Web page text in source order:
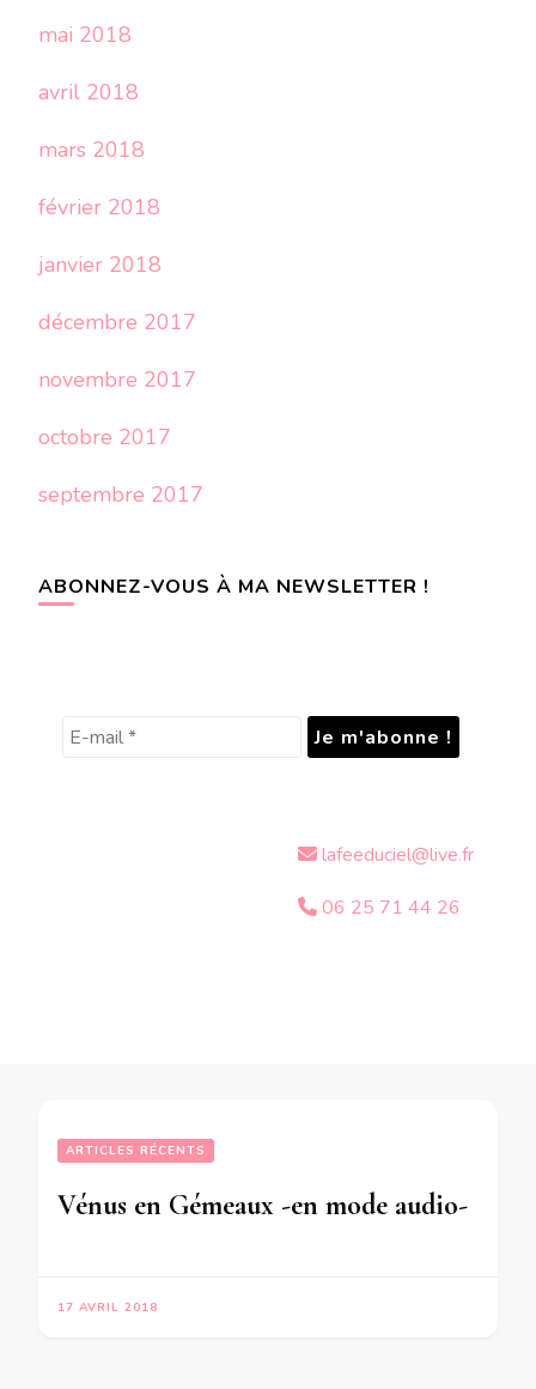
mai 2018
avril 2018
mars 2018
février 2018
janvier 2018
décembre 2017
novembre 2017
octobre 2017
septembre 2017
ABONNEZ-VOUS À MA NEWSLETTER !
lafeeduciel@live.fr
06 25 71 44 26
ARTICLES RÉCENTS
Vénus en Gémeaux -en mode audio-
17 AVRIL 2018